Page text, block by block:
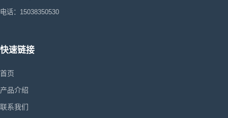
电话：15038350530
快速链接
首页
产品介绍
联系我们